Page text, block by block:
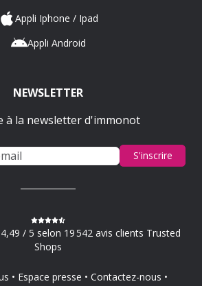
Appli Iphone / Ipad
Appli Android
NEWSLETTER
à la newsletter d'immonot
S'inscrire
/ 5 selon 19 542 avis clients Trusted
Shops
Espace presse
Contactez-nous